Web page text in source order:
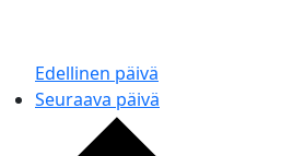
Edellinen päivä
Seuraava päivä